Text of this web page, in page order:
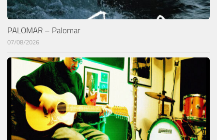
PALOMAR – Palomar
07/08/2026